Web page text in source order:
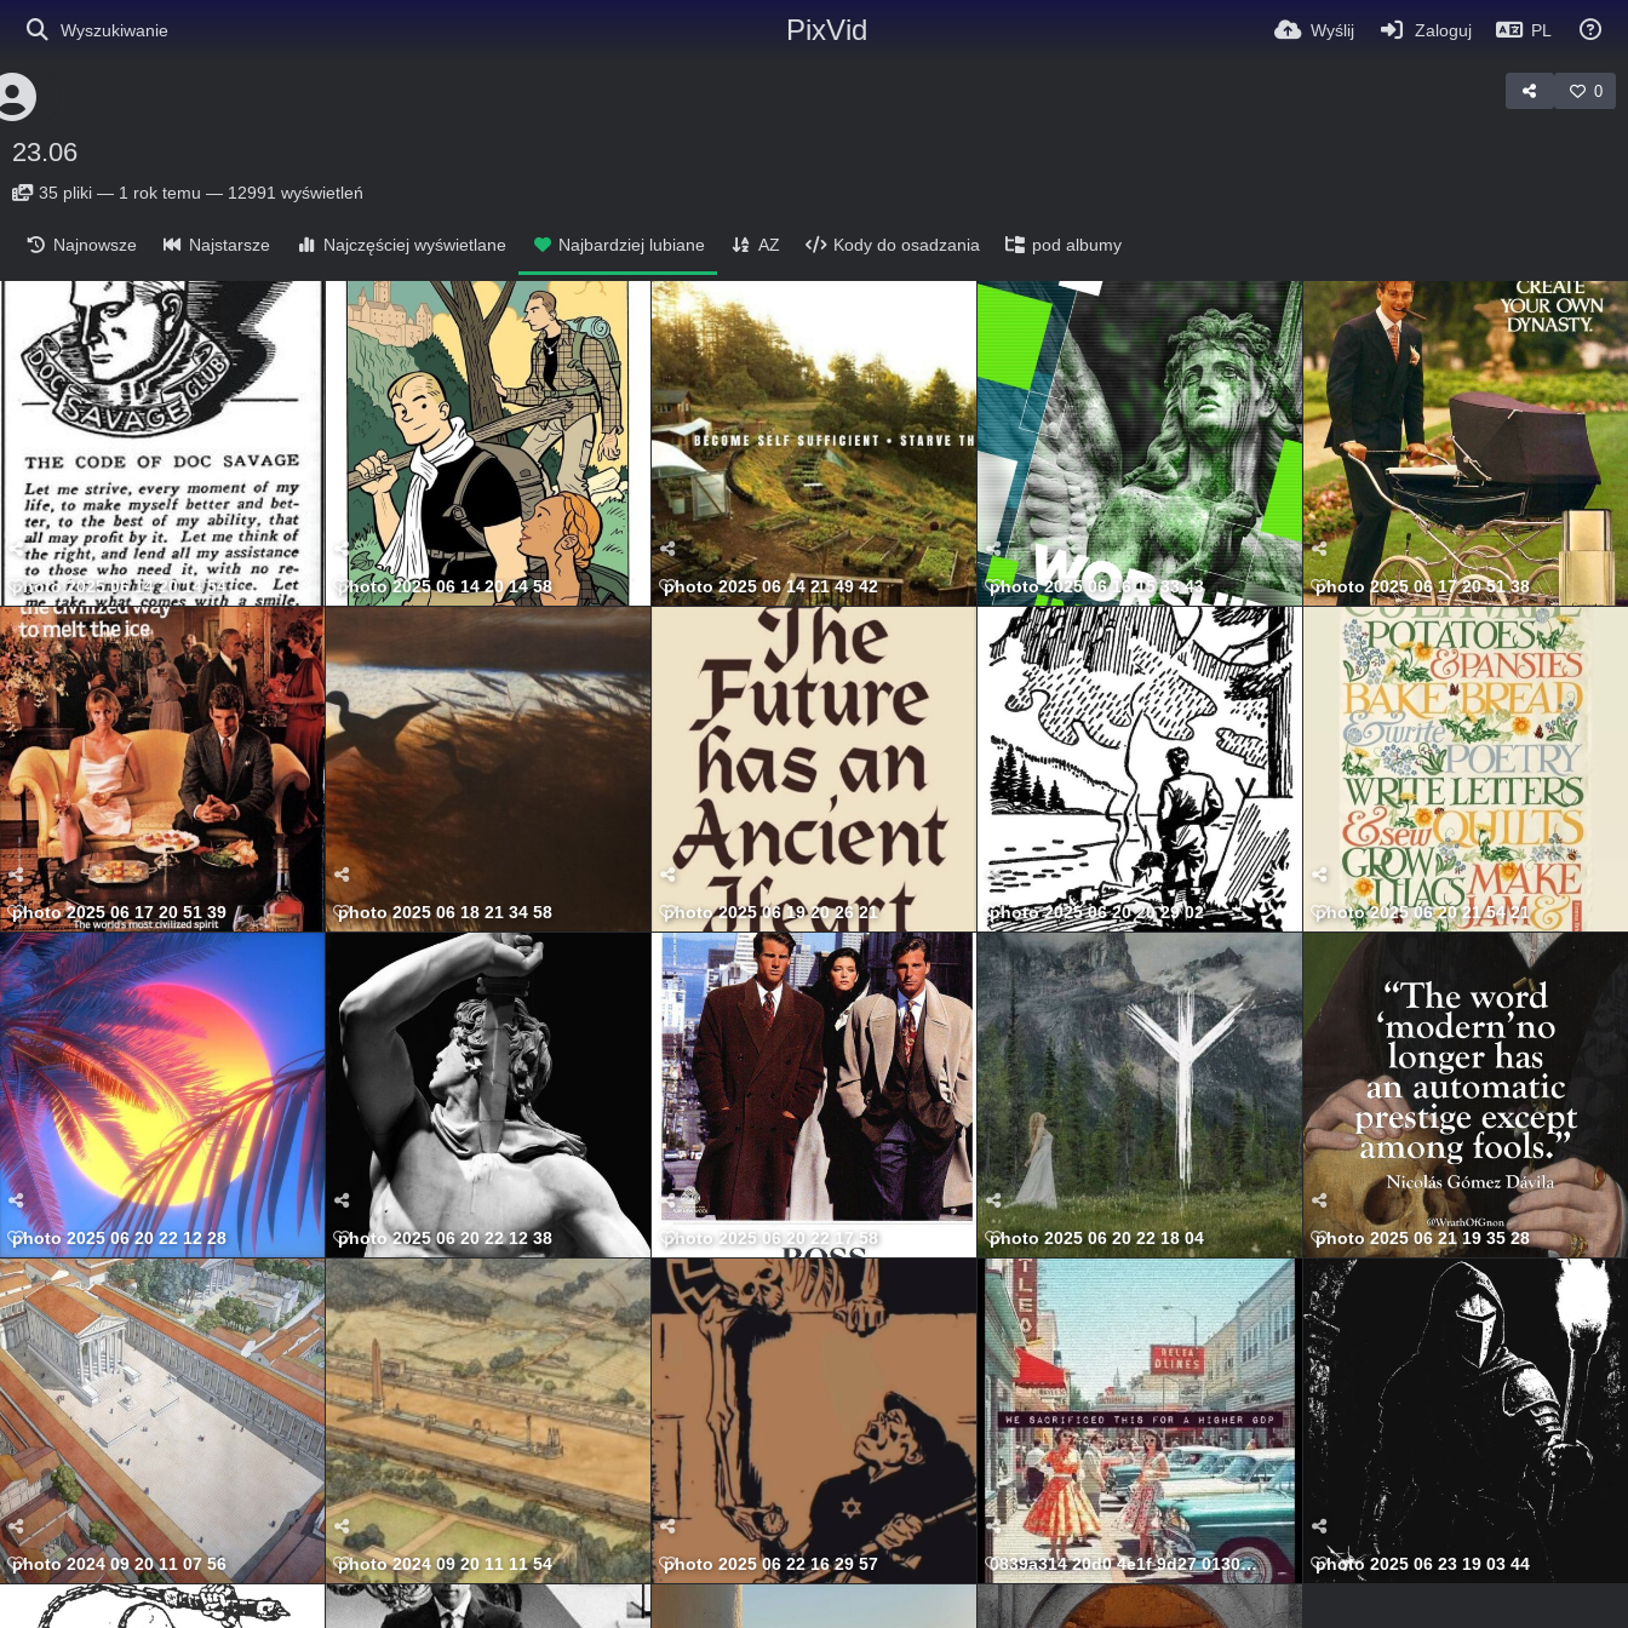
PixVid
Wyszukiwanie Wyślij Zaloguj PL
0
23.06
35 pliki — 1 rok temu — 12991 wyświetleń
Najnowsze Najstarsze Najczęściej wyświetlane Najbardziej lubiane AZ Kody do osadzania pod albumy
photo 2025 06 14 20 14 54 photo 2025 06 14 20 14 58 photo 2025 06 14 21 49 42 photo 2025 06 16 15 33 43 photo 2025 06 17 20 51 38
photo 2025 06 17 20 51 39 photo 2025 06 18 21 34 58 photo 2025 06 19 20 26 21 photo 2025 06 20 20 29 02 photo 2025 06 20 21 54 21
photo 2025 06 20 22 12 28 photo 2025 06 20 22 12 38 photo 2025 06 20 22 17 58 photo 2025 06 20 22 18 04 photo 2025 06 21 19 35 28
photo 2024 09 20 11 07 56 photo 2024 09 20 11 11 54 photo 2025 06 22 16 29 57 0839a314 20d0 4e1f 9d27 01307fc82605 568x699photo 2025 06 23 19 03 44